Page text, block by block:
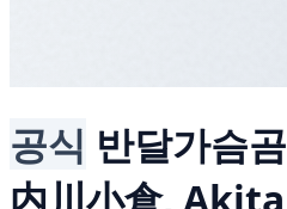
공식 반달가슴곰